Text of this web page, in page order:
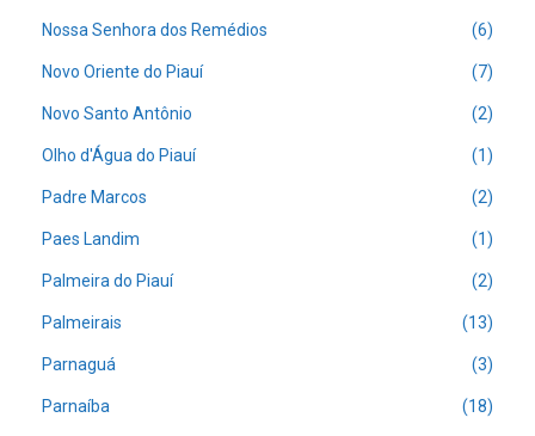
Nossa Senhora dos Remédios (6)
Novo Oriente do Piauí (7)
Novo Santo Antônio (2)
Olho d'Água do Piauí (1)
Padre Marcos (2)
Paes Landim (1)
Palmeira do Piauí (2)
Palmeirais (13)
Parnaguá (3)
Parnaíba (18)